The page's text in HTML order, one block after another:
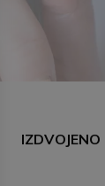
IZDVOJENO